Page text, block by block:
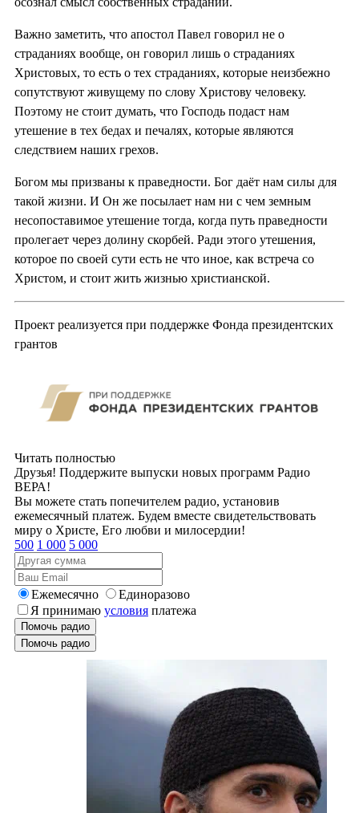
Важно заметить, что апостол Павел говорил не о
страданиях вообще, он говорил лишь о страданиях
Христовых, то есть о тех страданиях, которые неизбежно
сопутствуют живущему по слову Христову человеку.
Поэтому не стоит думать, что Господь подаст нам
утешение в тех бедах и печалях, которые являются
следствием наших грехов.
Богом мы призваны к праведности. Бог даёт нам силы для
такой жизни. И Он же посылает нам ни с чем земным
несопоставимое утешение тогда, когда путь праведности
пролегает через долину скорбей. Ради этого утешения,
которое по своей сути есть не что иное, как встреча со
Христом, и стоит жить жизнью христианской.
Проект реализуется при поддержке Фонда президентских
грантов
Читать полностью
Друзья! Поддержите выпуски новых программ Радио
ВЕРА!
Вы можете стать попечителем радио, установив
ежемесячный платеж. Будем вместе свидетельствовать
миру о Христе, Его любви и милосердии!
500 1 000 5 000
Ежемесячно
Единоразово
Я принимаю условия платежа
Помочь радио
Помочь радио